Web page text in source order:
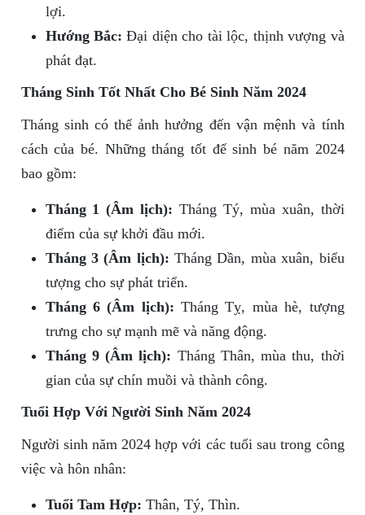
lợi.
Hướng Bắc: Đại diện cho tài lộc, thịnh vượng và
phát đạt.
Tháng Sinh Tốt Nhất Cho Bé Sinh Năm 2024
Tháng sinh có thể ảnh hưởng đến vận mệnh và tính
cách của bé. Những tháng tốt để sinh bé năm 2024
bao gồm:
Tháng 1 (Âm lịch): Tháng Tý, mùa xuân, thời
điểm của sự khởi đầu mới.
Tháng 3 (Âm lịch): Tháng Dần, mùa xuân, biểu
tượng cho sự phát triển.
Tháng 6 (Âm lịch): Tháng Tỵ, mùa hè, tượng
trưng cho sự mạnh mẽ và năng động.
Tháng 9 (Âm lịch): Tháng Thân, mùa thu, thời
gian của sự chín muồi và thành công.
Tuổi Hợp Với Người Sinh Năm 2024
Người sinh năm 2024 hợp với các tuổi sau trong công
việc và hôn nhân:
Tuổi Tam Hợp: Thân, Tý, Thìn.